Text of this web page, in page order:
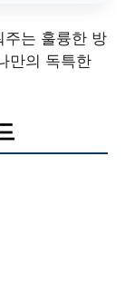
주는 훌륭한 방
만의 독특한